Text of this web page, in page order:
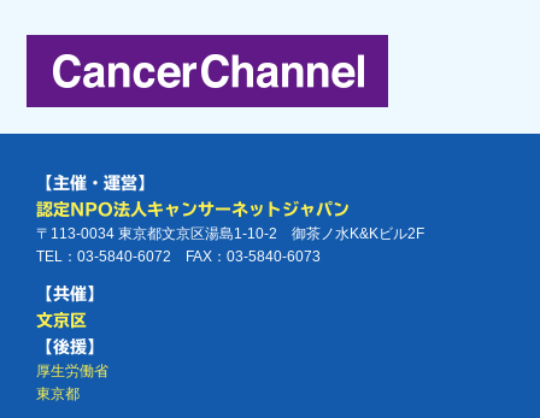
【主催・運営】
認定NPO法人キャンサーネットジャパン
〒113-0034 東京都文京区湯島1-10-2 御茶ノ水K&Kビル2F
TEL：03-5840-6072 FAX：03-5840-6073
【共催】
文京区
【後援】
厚生労働省
東京都